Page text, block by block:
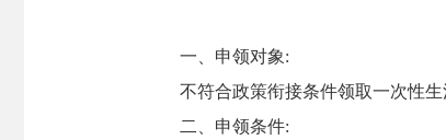
一、申领对象:
不符合政策衔接条件领取一次性
二、申领条件: